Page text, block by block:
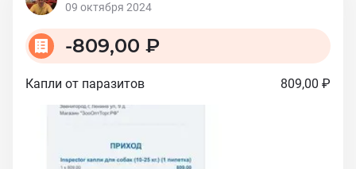
09 октября 2024
-809,00 ₽
Капли от паразитов 809,00 ₽